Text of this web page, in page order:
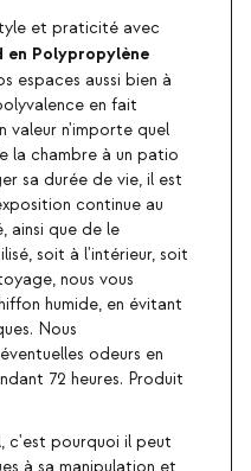
et praticité avec
en Polypropylène
espaces aussi bien à
en fait
valeur n'importe quel
la chambre à un patio
sa durée de vie, il est
continue au
ainsi que de le
soit à l'intérieur, soit
nous vous
humide, en évitant
Nous
odeurs en
72 heures. Produit
c'est pourquoi il peut